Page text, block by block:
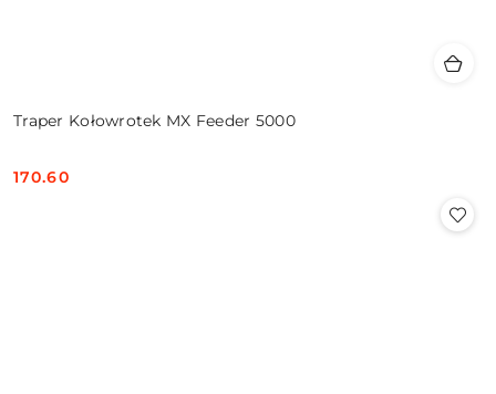
Traper Kołowrotek MX Feeder 5000
Cena:
170.60